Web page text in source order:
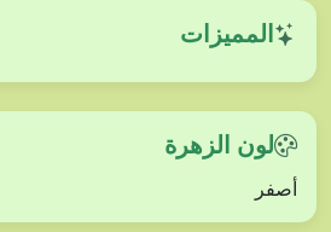
المميزات
لون الزهرة
أصفر